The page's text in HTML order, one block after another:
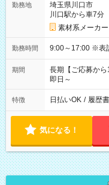
勤務地
埼玉県川口市
川口駅から車7分
素材系メーカー
勤務時間 9:00～
期間
長期【ご応募から
即日～
特徴 日払いOK / 履歴
気になる！